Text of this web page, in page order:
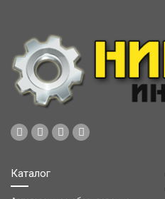
Каталог